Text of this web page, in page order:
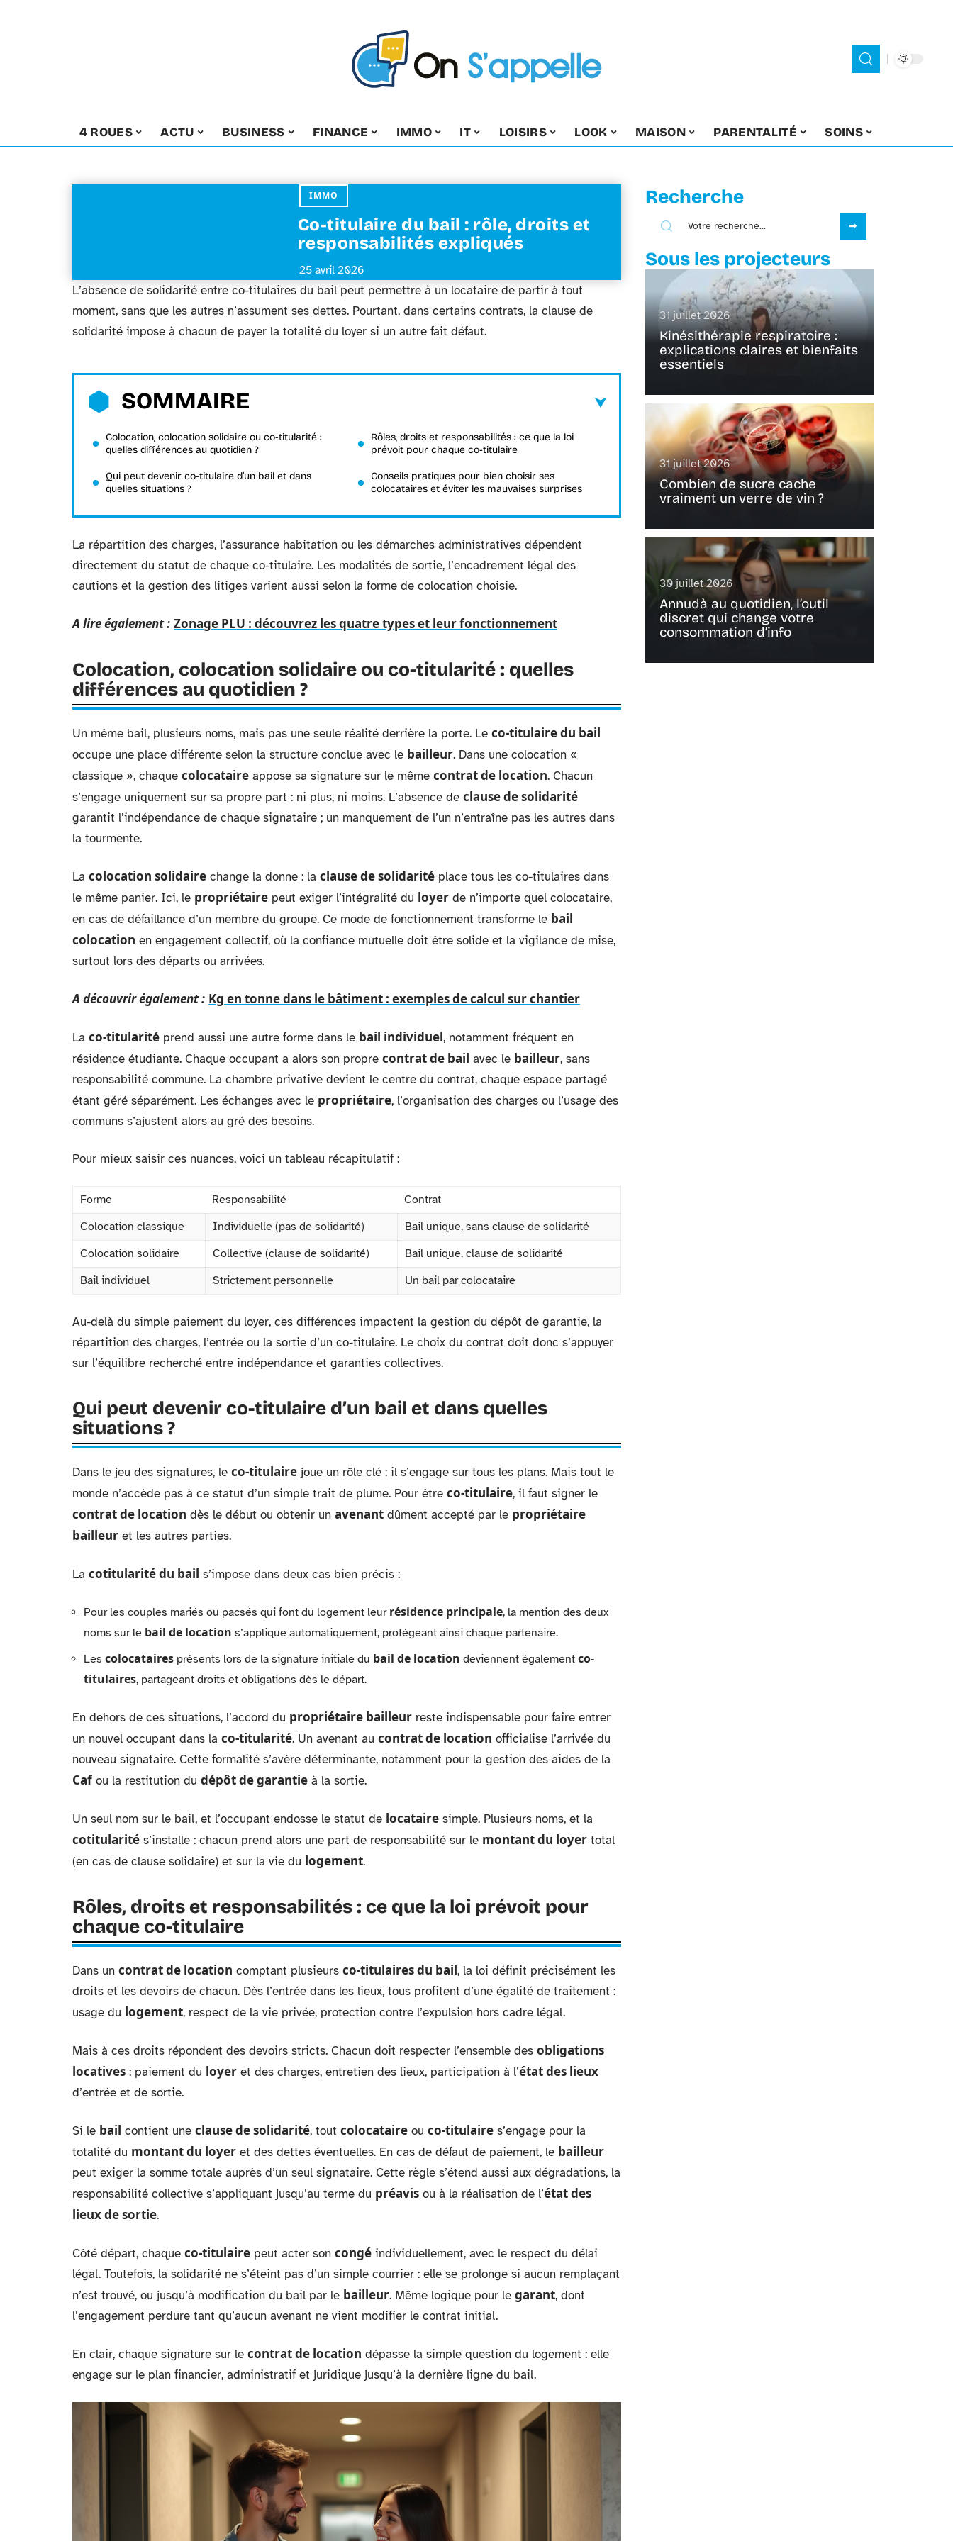
4 ROUES ACTU BUSINESS FINANCE IMMO IT LOISIRS LOOK MAISON PARENTALITÉ SOINS
IMMO
Co-titulaire du bail : rôle, droits et
responsabilités expliqués
25 avril 2026
L’absence de solidarité entre co-titulaires du bail peut permettre à un locataire de partir à tout
moment, sans que les autres n’assument ses dettes. Pourtant, dans certains contrats, la clause de
solidarité impose à chacun de payer la totalité du loyer si un autre fait défaut.
SOMMAIRE
Colocation, colocation solidaire ou co-titularité :
quelles différences au quotidien ?
Qui peut devenir co-titulaire d’un bail et dans
quelles situations ?
Rôles, droits et responsabilités : ce que la loi
prévoit pour chaque co-titulaire
Conseils pratiques pour bien choisir ses
colocataires et éviter les mauvaises surprises
La répartition des charges, l’assurance habitation ou les démarches administratives dépendent
directement du statut de chaque co-titulaire. Les modalités de sortie, l’encadrement légal des
cautions et la gestion des litiges varient aussi selon la forme de colocation choisie.
A lire également : Zonage PLU : découvrez les quatre types et leur fonctionnement
Colocation, colocation solidaire ou co-titularité : quelles
différences au quotidien ?
Un même bail, plusieurs noms, mais pas une seule réalité derrière la porte. Le co-titulaire du bail
occupe une place différente selon la structure conclue avec le bailleur. Dans une colocation «
classique », chaque colocataire appose sa signature sur le même contrat de location. Chacun
s’engage uniquement sur sa propre part : ni plus, ni moins. L’absence de clause de solidarité
garantit l’indépendance de chaque signataire ; un manquement de l’un n’entraîne pas les autres dans
la tourmente.
La colocation solidaire change la donne : la clause de solidarité place tous les co-titulaires dans
le même panier. Ici, le propriétaire peut exiger l’intégralité du loyer de n’importe quel colocataire,
en cas de défaillance d’un membre du groupe. Ce mode de fonctionnement transforme le bail
colocation en engagement collectif, où la confiance mutuelle doit être solide et la vigilance de mise,
surtout lors des départs ou arrivées.
A découvrir également : Kg en tonne dans le bâtiment : exemples de calcul sur chantier
La co-titularité prend aussi une autre forme dans le bail individuel, notamment fréquent en
résidence étudiante. Chaque occupant a alors son propre contrat de bail avec le bailleur, sans
responsabilité commune. La chambre privative devient le centre du contrat, chaque espace partagé
étant géré séparément. Les échanges avec le propriétaire, l’organisation des charges ou l’usage des
communs s’ajustent alors au gré des besoins.
Pour mieux saisir ces nuances, voici un tableau récapitulatif :
Forme Responsabilité
Contrat
Colocation classique
Individuelle (pas de solidarité)
Bail unique, sans clause de solidarité
Colocation solidaire
Collective (clause de solidarité)
Bail unique, clause de solidarité
Bail individuel
Strictement personnelle Un bail par colocataire
Au-delà du simple paiement du loyer, ces différences impactent la gestion du dépôt de garantie, la
répartition des charges, l’entrée ou la sortie d’un co-titulaire. Le choix du contrat doit donc s’appuyer
sur l’équilibre recherché entre indépendance et garanties collectives.
Qui peut devenir co-titulaire d’un bail et dans quelles
situations ?
Dans le jeu des signatures, le co-titulaire joue un rôle clé : il s’engage sur tous les plans. Mais tout le
monde n’accède pas à ce statut d’un simple trait de plume. Pour être co-titulaire, il faut signer le
contrat de location dès le début ou obtenir un avenant dûment accepté par le propriétaire
bailleur et les autres parties.
La cotitularité du bail s’impose dans deux cas bien précis :
Pour les couples mariés ou pacsés qui font du logement leur résidence principale, la mention des deux
noms sur le bail de location s’applique automatiquement, protégeant ainsi chaque partenaire.
Les colocataires présents lors de la signature initiale du bail de location deviennent également co-
titulaires, partageant droits et obligations dès le départ.
En dehors de ces situations, l’accord du propriétaire bailleur reste indispensable pour faire entrer
un nouvel occupant dans la co-titularité. Un avenant au contrat de location officialise l’arrivée du
nouveau signataire. Cette formalité s’avère déterminante, notamment pour la gestion des aides de la
Cafou la restitution du dépôt de garantie à la sortie.
Un seul nom sur le bail, et l’occupant endosse le statut de locataire simple. Plusieurs noms, et la
cotitularité s’installe : chacun prend alors une part de responsabilité sur le montant du loyer total
(en cas de clause solidaire) et sur la vie du logement.
Rôles, droits et responsabilités : ce que la loi prévoit pour
chaque co-titulaire
Dans un contrat de location comptant plusieurs co-titulaires du bail, la loi définit précisément les
droits et les devoirs de chacun. Dès l’entrée dans les lieux, tous profitent d’une égalité de traitement :
usage du logement, respect de la vie privée, protection contre l’expulsion hors cadre légal.
Mais à ces droits répondent des devoirs stricts. Chacun doit respecter l’ensemble des obligations
locatives : paiement du loyer et des charges, entretien des lieux, participation à l’état des lieux
d’entrée et de sortie.
Si le bail contient une clause de solidarité, tout colocataire ou co-titulaire s’engage pour la
totalité du montant du loyer et des dettes éventuelles. En cas de défaut de paiement, le bailleur
peut exiger la somme totale auprès d’un seul signataire. Cette règle s’étend aussi aux dégradations, la
responsabilité collective s’appliquant jusqu’au terme du préavis ou à la réalisation de l’état des
lieux de sortie.
Côté départ, chaque co-titulaire peut acter son congé individuellement, avec le respect du délai
légal. Toutefois, la solidarité ne s’éteint pas d’un simple courrier : elle se prolonge si aucun remplaçant
n’est trouvé, ou jusqu’à modification du bail par le bailleur. Même logique pour le garant, dont
l’engagement perdure tant qu’aucun avenant ne vient modifier le contrat initial.
En clair, chaque signature sur le contrat de location dépasse la simple question du logement : elle
engage sur le plan financier, administratif et juridique jusqu’à la dernière ligne du bail.
Recherche
Sous les projecteurs
31 juillet 2026
Kinésithérapie respiratoire :
explications claires et bienfaits
essentiels
31 juillet 2026
Combien de sucre cache
vraiment un verre de vin ?
30 juillet 2026
Annudà au quotidien, l’outil
discret qui change votre
consommation d’info